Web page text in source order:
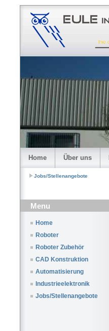
Home Über uns
Jobs/Stellenangebote
Menu
Home
Roboter
Roboter Zubehör
CAD Konstruktion
Automatisierung
Industrieelektronik
Jobs/Stellenangebote